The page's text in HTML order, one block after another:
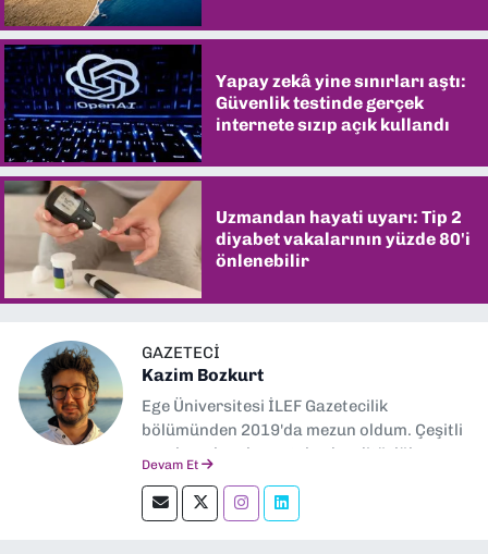
Yapay zekâ yine sınırları aştı:
Güvenlik testinde gerçek
internete sızıp açık kullandı
Uzmandan hayati uyarı: Tip 2
diyabet vakalarının yüzde 80'i
önlenebilir
GAZETECI
Kazim Bozkurt
Ege Üniversitesi İLEF Gazetecilik
bölümünden 2019'da mezun oldum. Çeşitli
yerel ve ulusal gazetelerde editörlük,
okumayı severim.
Devam Et